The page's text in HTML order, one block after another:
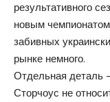
результативного
новым
забивных
рынке немного.
Отдельная деталь
Сторчоус не